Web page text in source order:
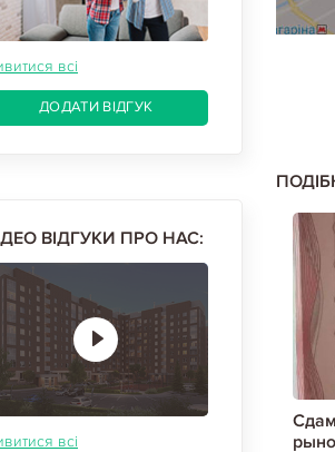
всі
ДОДАТИ ВІДГУК
ВІДГУКИ ПРО НАС:
всі
гостинку, Центральный
Южный вокзал метро,